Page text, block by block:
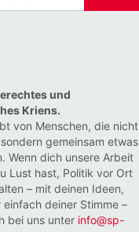
und
Kriens.
von Menschen, die nicht
gemeinsam etwas
Wenn dich unsere Arbeit
Lust hast, Politik vor Ort
– mit deinen Ideen,
deiner Stimme –
bei uns unter info@sp-